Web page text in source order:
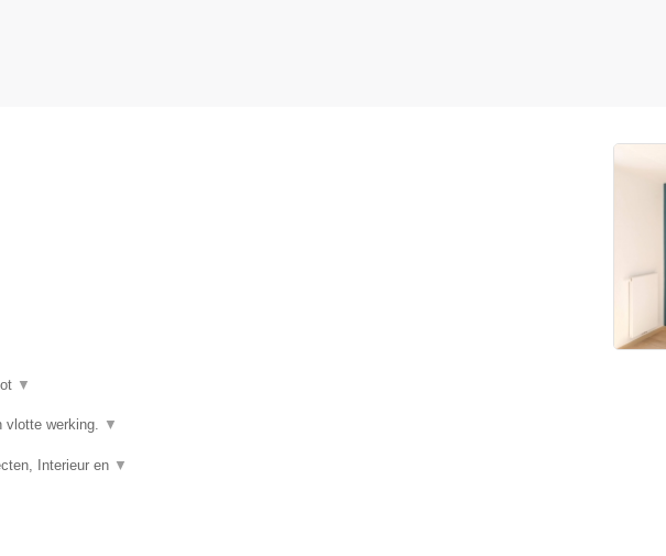
▼
vlotte werking. ▼
Interieur en ▼